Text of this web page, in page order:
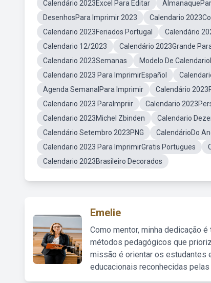
Calendário 2023Excel Para Editar
DesenhosPara Imprimir 2023
Calendario
Calendario 2023Feriados Portugal
Calendário
Calendario 12/2023
Calendário 2023Grande
Calendario 2023Semanas
Modelo De
Calendario 2023 Para ImprimirEspañol
Agenda SemanalPara Imprimir
Calendário
Calendario 2023 ParaImpriir
Calendario
Calendario 2023Michel Zbinden
Calendario
Calendário Setembro 2023PNG
CalendárioDo
Calendario 2023 Para ImprimirGratis Portugues
Calendario 2023Brasileiro Decorados
Emelie
Como mentor, minha dedicação
métodos pedagógicos que
missão é orientar os estudantes
educacionais reconhecidas